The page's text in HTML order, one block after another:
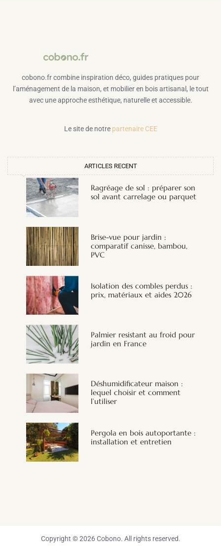
cobono.fr combine inspiration déco, guides pratiques pour
l’aménagement de la maison, et mobilier en bois artisanal, le tout
avec une approche esthétique, naturelle et accessible.
Le site de notre partenaire CEE
ARTICLES RECENT
Ragréage de sol : préparer son
sol avant carrelage ou parquet
Brise-vue pour jardin :
comparatif canisse, bambou,
PVC
Isolation des combles perdus :
prix, matériaux et aides 2026
Palmier resistant au froid pour
jardin en France
Déshumidificateur maison :
lequel choisir et comment
l’utiliser
Pergola en bois autoportante :
installation et entretien
Copyright © 2026 Cobono. All rights reserved.